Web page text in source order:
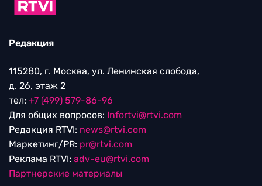
Редакция
115280, г. Москва, ул. Ленинская слобода,
д. 26, этаж 2
тел: +7 (499) 579-86-96
Для общих вопросов: Infortvi@rtvi.com
Редакция RTVI: news@rtvi.com
Маркетинг/PR: pr@rtvi.com
Реклама RTVI: adv-eu@rtvi.com
Партнерские материалы